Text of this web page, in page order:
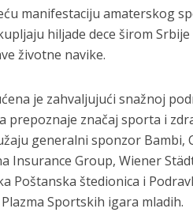
manifestaciju amaterskog
hiljade dece širom
životne navike.
je zahvaljujući snažnoj
prepoznaje značaj sporta i
generalni sponzor Bambi,
Insurance Group, Wiener
Poštanska štedionica i
Sportskih igara mladih.